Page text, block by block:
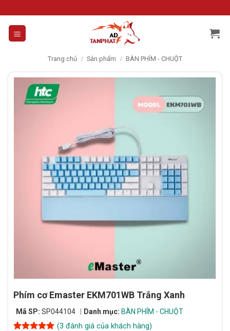
to
content
Trang chủ / Sản phẩm / BÀN PHÍM - CHUỘT
Phím cơ Emaster EKM701WB Trắng Xanh
Mã SP: SP044104 Danh mục: BÀN PHÍM - CHUỘT
(3 đánh giá của khách hàng)